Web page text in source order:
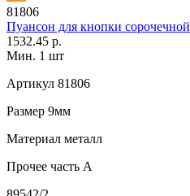
81806
Пуансон для кнопки сорочечной
1532.45 р.
Мин. 1 шт
Артикул 81806
Размер 9мм
Материал металл
Прочее часть A